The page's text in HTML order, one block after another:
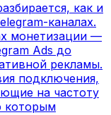
как и
каналах.
монетизации —
Ads до
рекламы.
подключения,
на частоту
которым